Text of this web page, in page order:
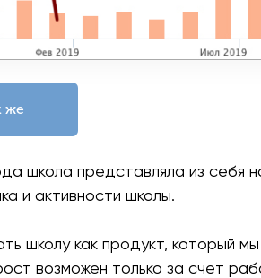
же
школа представляла из себя
и активности школы.
школу как продукт, который
возможен только за счет